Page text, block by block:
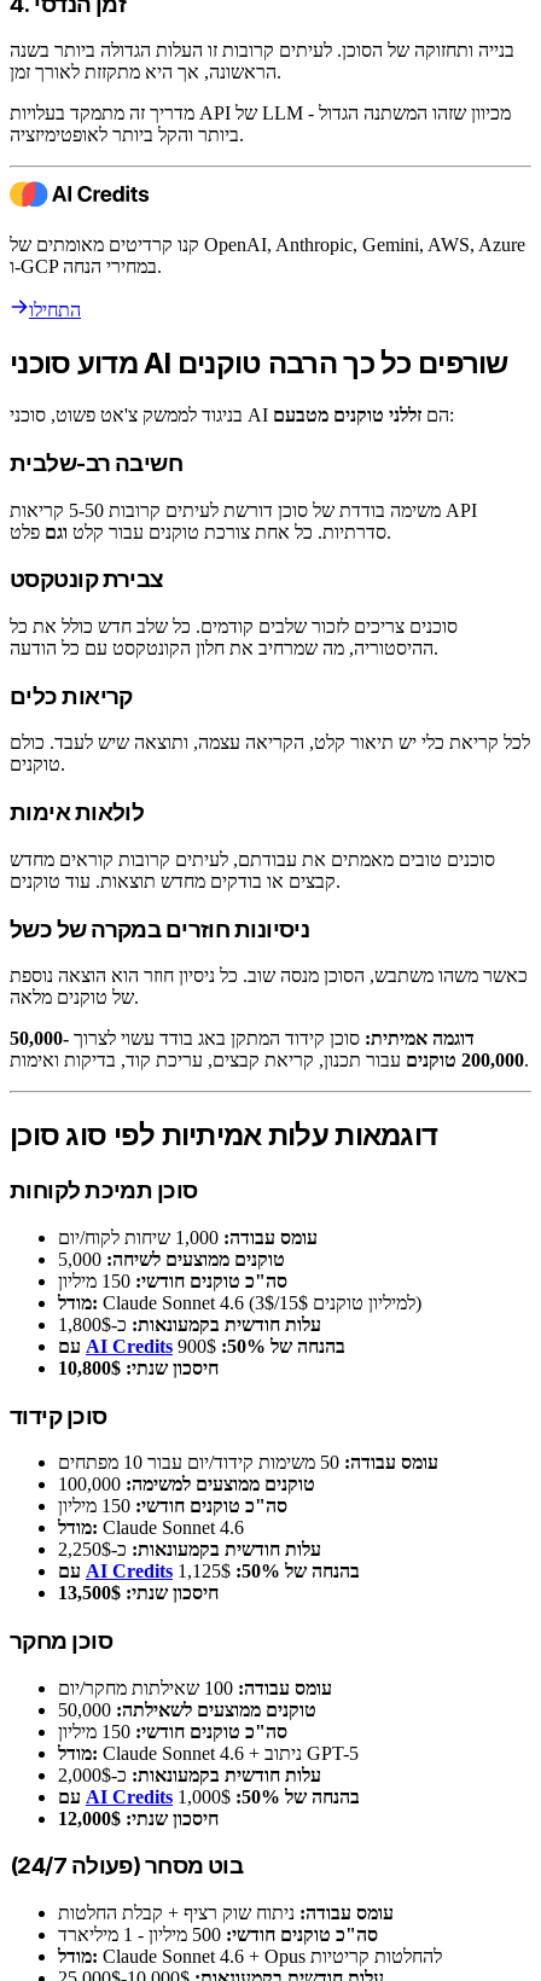
בנייה ותחזוקה של הסוכן. לעיתים קרובות זו העלות הגדולה ביותר בשנה
הראשונה, אך היא מתקזזת לאורך זמן.
מדריך זה מתמקד בעלויות API של LLM - מכיוון שזהו המשתנה הגדול
ביותר והקל ביותר לאופטימיזציה.
קנו קרדיטים מאומתים של OpenAI, Anthropic, Gemini, AWS, Azure
ו-GCP במחירי הנחה.
התחילו
מדוע סוכני AI שורפים כל כך הרבה טוקנים
בניגוד לממשק צ'אט פשוט, סוכני AI הם זללני טוקנים מטבעם :
חשיבה רב-שלבית
משימה בודדת של סוכן דורשת לעיתים קרובות 5-50 קריאות API
סדרתיות. כל אחת צורכת טוקנים עבור קלט וגם פלט.
צבירת קונטקסט
סוכנים צריכים לזכור שלבים קודמים. כל שלב חדש כולל את כל
ההיסטוריה, מה שמרחיב את חלון הקונטקסט עם כל הודעה.
קריאות כלים
לכל קריאת כלי יש תיאור קלט, הקריאה עצמה, ותוצאה שיש לעבד. כולם
טוקנים.
לולאות אימות
סוכנים טובים מאמתים את עבודתם, לעיתים קרובות קוראים מחדש
קבצים או בודקים מחדש תוצאות. עוד טוקנים.
ניסיונות חוזרים במקרה של כשל
כאשר משהו משתבש, הסוכן מנסה שוב. כל ניסיון חוזר הוא הוצאה נוספת
של טוקנים מלאה.
דוגמה אמיתית: סוכן קידוד המתקן באג בודד עשוי לצרוך 50,000-
200,000 טוקניםעבור תכנון, קריאת קבצים, עריכת קוד, בדיקות ואימות.
דוגמאות עלות אמיתיות לפי סוג סוכן
סוכן תמיכת לקוחות
עומס עבודה:
טוקנים ממוצעים לשיחה:
סה"כ טוקנים חודשי:
מודל:
Claude Sonnet 4.6 (3$/15$ למיליון טוקנים)
עלות חודשית בקמעונאות: כ-1,800$
AI Credits בהנחה של 50%:
חיסכון שנתי: 10,800$
סוכן קידוד
עומס עבודה:
טוקנים ממוצעים למשימה:
סה"כ טוקנים חודשי:
מודל: Claude Sonnet 4.6
עלות חודשית בקמעונאות: כ-2,250$
AI Credits בהנחה של 50%:
חיסכון שנתי: 13,500$
סוכן מחקר
עומס עבודה:
טוקנים ממוצעים לשאילתה:
סה"כ טוקנים חודשי:
מודל:
Claude Sonnet 4.6 + ניתוב GPT-5
עלות חודשית בקמעונאות: כ-2,000$
AI Credits בהנחה של 50%:
חיסכון שנתי: 12,000$
בוט מסחר (פעולה 24/7)
עומס עבודה: ניתוח שוק רציף + קבלת החלטות
סה"כ טוקנים חודשי:
מודל:
Claude Sonnet 4.6 + Opus להחלטות קריטיות